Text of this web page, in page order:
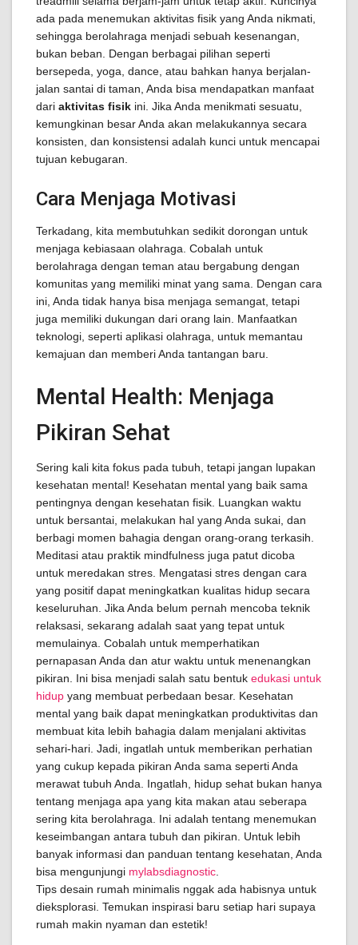
ada pada menemukan aktivitas fisik yang Anda nikmati,
sehingga berolahraga menjadi sebuah kesenangan,
bukan beban. Dengan berbagai pilihan seperti
bersepeda, yoga, dance, atau bahkan hanya berjalan-
jalan santai di taman, Anda bisa mendapatkan manfaat
dari aktivitas fisik ini. Jika Anda menikmati sesuatu,
kemungkinan besar Anda akan melakukannya secara
konsisten, dan konsistensi adalah kunci untuk mencapai
tujuan kebugaran.
Cara Menjaga Motivasi
Terkadang, kita membutuhkan sedikit dorongan untuk
menjaga kebiasaan olahraga. Cobalah untuk
berolahraga dengan teman atau bergabung dengan
komunitas yang memiliki minat yang sama. Dengan cara
ini, Anda tidak hanya bisa menjaga semangat, tetapi
juga memiliki dukungan dari orang lain. Manfaatkan
teknologi, seperti aplikasi olahraga, untuk memantau
kemajuan dan memberi Anda tantangan baru.
Mental Health: Menjaga
Pikiran Sehat
Sering kali kita fokus pada tubuh, tetapi jangan lupakan
kesehatan mental! Kesehatan mental yang baik sama
pentingnya dengan kesehatan fisik. Luangkan waktu
untuk bersantai, melakukan hal yang Anda sukai, dan
berbagi momen bahagia dengan orang-orang terkasih.
Meditasi atau praktik mindfulness juga patut dicoba
untuk meredakan stres. Mengatasi stres dengan cara
yang positif dapat meningkatkan kualitas hidup secara
keseluruhan. Jika Anda belum pernah mencoba teknik
relaksasi, sekarang adalah saat yang tepat untuk
memulainya. Cobalah untuk memperhatikan
pernapasan Anda dan atur waktu untuk menenangkan
pikiran. Ini bisa menjadi salah satu bentuk edukasi untuk
hidup yang membuat perbedaan besar. Kesehatan
mental yang baik dapat meningkatkan produktivitas dan
membuat kita lebih bahagia dalam menjalani aktivitas
sehari-hari. Jadi, ingatlah untuk memberikan perhatian
yang cukup kepada pikiran Anda sama seperti Anda
merawat tubuh Anda. Ingatlah, hidup sehat bukan hanya
tentang menjaga apa yang kita makan atau seberapa
sering kita berolahraga. Ini adalah tentang menemukan
keseimbangan antara tubuh dan pikiran. Untuk lebih
banyak informasi dan panduan tentang kesehatan, Anda
bisa mengunjungi mylabsdiagnostic
Tips desain rumah minimalis nggak ada habisnya untuk
dieksplorasi. Temukan inspirasi baru setiap hari supaya
rumah makin nyaman dan estetik!